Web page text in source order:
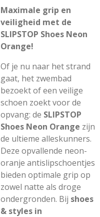
Maximale grip en
veiligheid met de
SLIPSTOP Shoes Neon
Orange!
Of je nu naar het strand
gaat, het zwembad
bezoekt of een veilige
schoen zoekt voor de
opvang: de SLIPSTOP
Shoes Neon Orange zijn
de ultieme alleskunners.
Deze opvallende neon-
oranje antislipschoentjes
bieden optimale grip op
zowel natte als droge
ondergronden. Bij shoes
& styles in